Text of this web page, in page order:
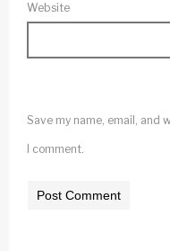
Website
Save my name, email, and
I comment.